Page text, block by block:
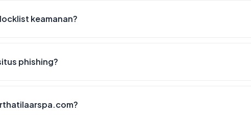
keamanan?
phishing?